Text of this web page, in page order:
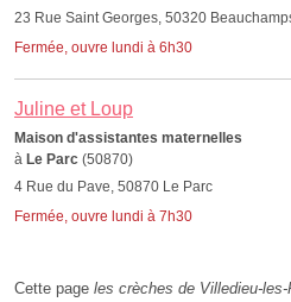
23 Rue Saint Georges, 50320
Fermée, ouvre lundi à 6h30
Juline et Loup
Maison d'assistantes maternelles
à Le Parc (50870)
4 Rue du Pave, 50870 Le Parc
Fermée, ouvre lundi à 7h30
Cette page les crèches de Villedieu-